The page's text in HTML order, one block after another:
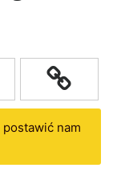
postawić nam